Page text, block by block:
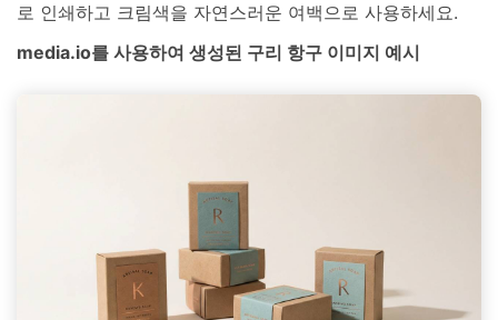
로 인쇄하고 크림색을 자연스러운 여백으로 사용하세요.
media.io를 사용하여 생성된 구리 항구 이미지 예시